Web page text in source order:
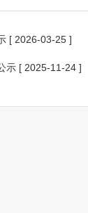
[ 2026-03-25 ]
示 [ 2025-11-24 ]